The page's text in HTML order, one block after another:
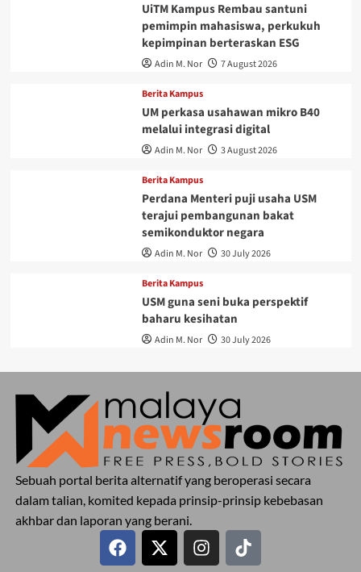
UiTM Kampus Rembau santuni
pemimpin mahasiswa, perkukuh
kepimpinan berteraskan ESG
Adin M. Nor 7 August 2026
Berita Kampus
UM perkasa usahawan mikro B40
melalui integrasi digital
Adin M. Nor 3 August 2026
Berita Kampus
Perdana Menteri puji usaha USM
terajui pembangunan bakat
semikonduktor negara
Adin M. Nor 30 July 2026
Berita Kampus
USM guna seni buka perspektif
baharu kesihatan
Adin M. Nor 30 July 2026
Sebuah portal berita alternatif yang beroperasi secara
dalam talian, komited kepada prinsip-prinsip kebebasan
akhbar dan laporan yang berani.